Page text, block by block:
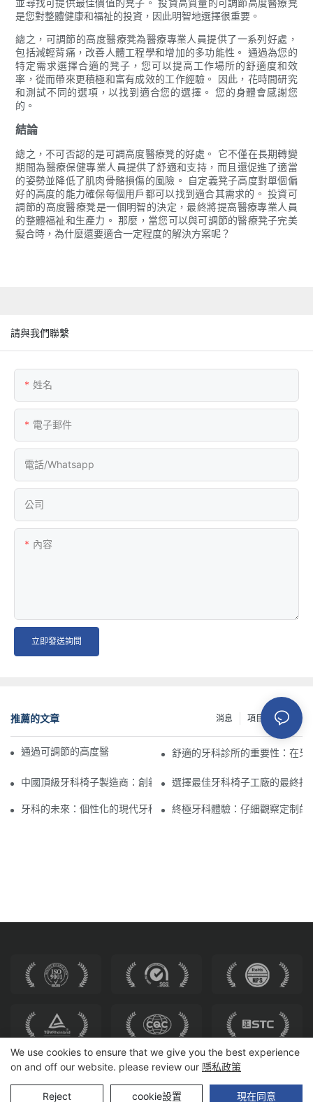
並尋找可提供最佳價值的凳子。 投資高質量的可調節高度醫療凳
是您對整體健康和福祉的投資，因此明智地選擇很重要。
總之，可調節的高度醫療凳為醫療專業人員提供了一系列好處，
包括減輕背痛，改善人體工程學和增加的多功能性。 通過為您的
特定需求選擇合適的凳子，您可以提高工作場所的舒適度和效
率，從而帶來更積極和富有成效的工作經驗。 因此，花時間研究
和測試不同的選項，以找到適合您的選擇。 您的身體會感謝您
的。
結論
總之，不可否認的是可調高度醫療凳的好處。 它不僅在長期轉變
期間為醫療保健專業人員提供了舒適和支持，而且還促進了適當
的姿勢並降低了肌肉骨骼損傷的風險。 自定義凳子高度對單個偏
好的高度的能力確保每個用戶都可以找到適合其需求的。 投資可
調節的高度醫療凳是一個明智的決定，最終將提高醫療專業人員
的整體福祉和生產力。 那麼，當您可以與可調節的醫療凳子完美
擬合時，為什麼還要適合一定程度的解決方案呢？
請與我們聯繫
姓名
電子郵件
電話/whatsapp
公司
內容
立即發送詢問
推薦的文章 資源
項目
消息
通過可調節的高度醫療凳提高舒適性和效率舒適的牙科診所的重要性：在
中國頂級牙科椅子製造商：創新和質量選擇最佳牙科椅子工廠的最終指
牙科的未來：個性化的現代牙科椅 終極牙科體驗：仔細觀察定制的
版權所有 © 2025 和威座椅 | 網站地圖
We use cookies to ensure that we give you the best experience
on and off our website. please review our 隱私政策
Reject cookie設置 現在同意